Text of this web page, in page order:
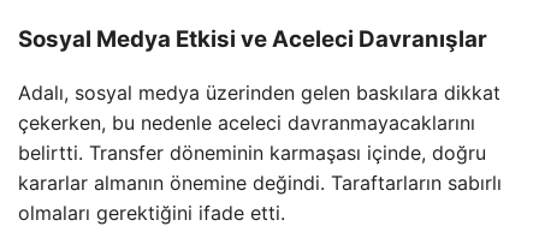
Sosyal Medya Etkisi ve Aceleci Davranışlar
Adalı, sosyal medya üzerinden gelen baskılara dikkat
çekerken, bu nedenle aceleci davranmayacaklarını
belirtti. Transfer döneminin karmaşası içinde, doğru
kararlar almanın önemine değindi. Taraftarların sabırlı
olmaları gerektiğini ifade etti.